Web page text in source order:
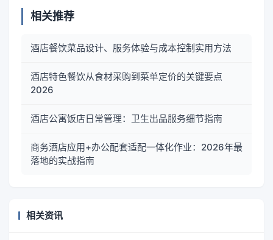
相关推荐
酒店餐饮菜品设计、服务体验与成本控制实用方法
酒店特色餐饮从食材采购到菜单定价的关键要点
2026
酒店公寓饭店日常管理：卫生出品服务细节指南
商务酒店应用+办公配套适配一体化作业：2026年最
落地的实战指南
相关资讯